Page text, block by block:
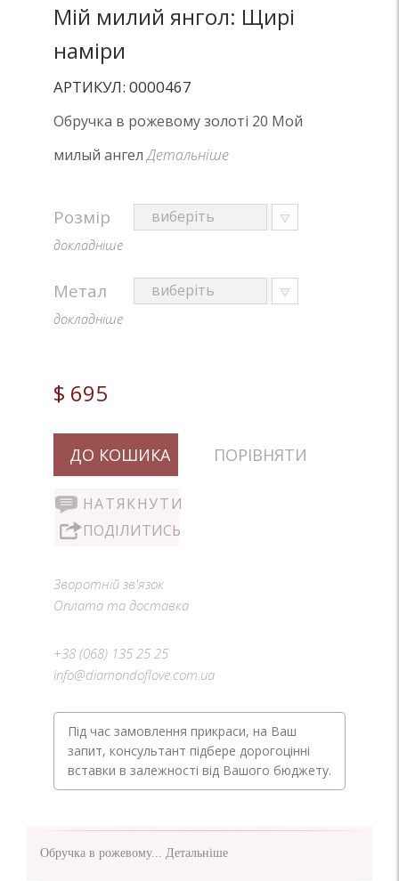
Мій милий янгол: Щирі
наміри
АРТИКУЛ: 0000467
Обручка в рожевому золоті 20 Мой
милый ангелДетальніше
Розмір
докладніше
Метал
докладніше
$ 695
ДО КОШИКА ПОРІВНЯТИ
НАТЯКНУТИ
ПОДІЛИТИСЬ
Зворотній зв'язок
Оплата та доставка
+38 (068) 135 25 25
info@diamondoflove.com.ua
Під час замовлення прикраси, на Ваш
запит, консультант підбере дорогоцінні
вставки в залежності від Вашого бюджету.
Обручка в рожевому... Детальніше